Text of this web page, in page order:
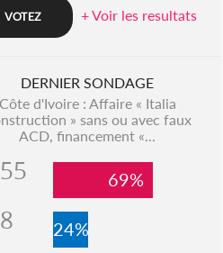
+ Voir les resultats
DERNIER SONDAGE
Côte d'Ivoire : Affaire « Italia
» sans ou avec faux
ACD, financement «...
69%
24%